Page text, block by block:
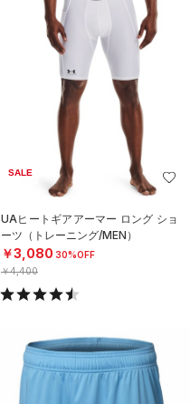
SALE
UAヒートギアアーマー ロング ショ
ーツ（トレーニング/MEN）
￥3,080 30%OFF
￥4,400